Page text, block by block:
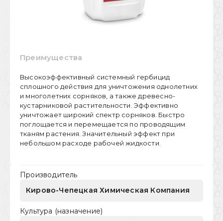
Преимущества
Высокоэффективный системный гербицид
сплошного действия для уничтожения однолетних
и многолетних сорняков, а также древесно-
кустарниковой растительности. Эффективно
уничтожает широкий спектр сорняков. Быстро
поглощается и перемещается по проводящим
тканям растения. Значительный эффект при
небольшом расходе рабочей жидкости.
Производитель
Кирово-Чепецкая Химическая Компания
Культура (назначение)